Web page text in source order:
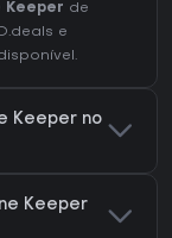
Keeper de
e
Keeper no
Keeper